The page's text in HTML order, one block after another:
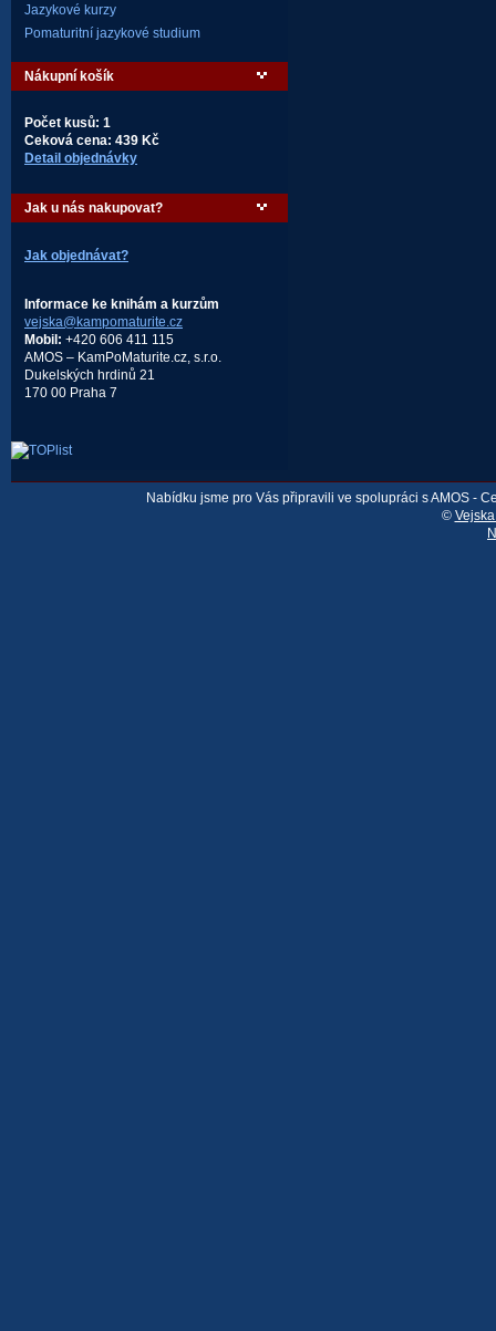
Jazykové kurzy
Pomaturitní jazykové studium
Nákupní košík
Počet kusů: 1
Ceková cena: 439 Kč
Detail objednávky
Jak u nás nakupovat?
Jak objednávat?
Informace ke knihám a kurzům
vejska@kampomaturite.cz
Mobil: +420 606 411 115
AMOS – KamPoMaturite.cz, s.r.o.
Dukelských hrdinů 21
170 00 Praha 7
Nabídku jsme pro Vás připravili ve spolupráci s AMOS -
©